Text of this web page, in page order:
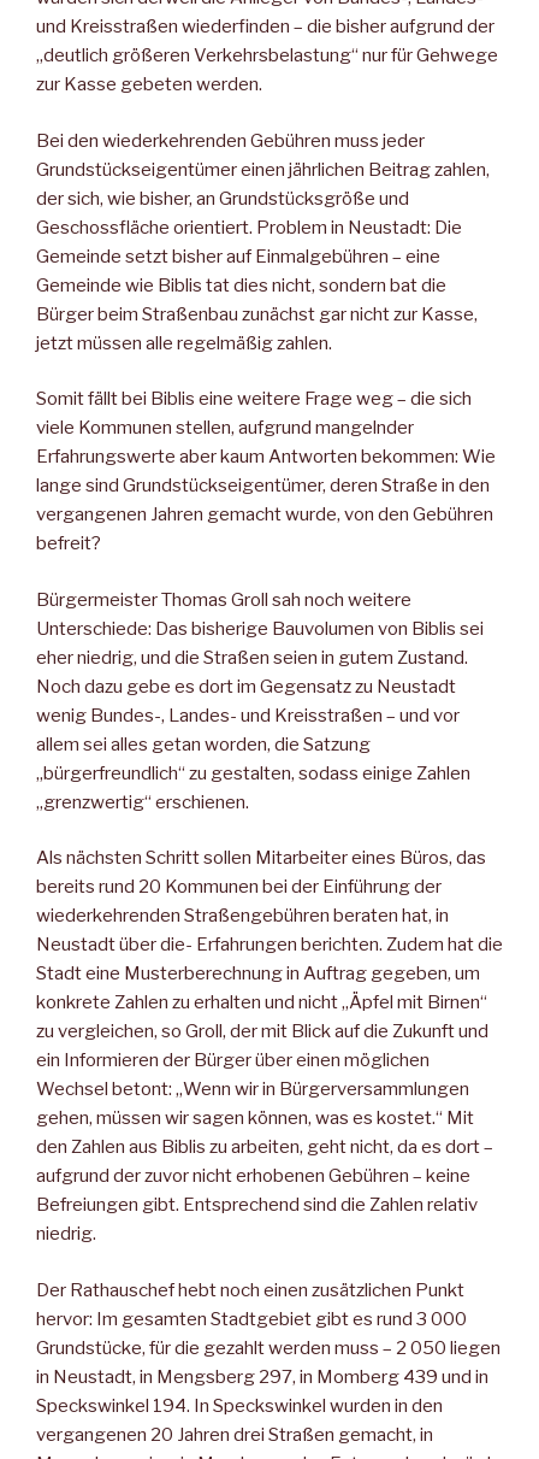
und Kreisstraßen wiederfinden – die bisher aufgrund der
„deutlich größeren Verkehrsbelastung“ nur für Gehwege
zur Kasse gebeten werden.
Bei den wiederkehrenden Gebühren muss jeder
Grundstückseigentümer einen jährlichen Beitrag zahlen,
der sich, wie bisher, an Grundstücksgröße und
Geschossfläche orientiert. Problem in Neustadt: Die
Gemeinde setzt bisher auf Einmalgebühren – eine
Gemeinde wie Biblis tat dies nicht, sondern bat die
Bürger beim Straßenbau zunächst gar nicht zur Kasse,
jetzt müssen alle regelmäßig zahlen.
Somit fällt bei Biblis eine weitere Frage weg – die sich
viele Kommunen stellen, aufgrund mangelnder
Erfahrungswerte aber kaum Antworten bekommen: Wie
lange sind Grundstückseigentümer, deren Straße in den
vergangenen Jahren gemacht wurde, von den Gebühren
befreit?
Bürgermeister Thomas Groll sah noch weitere
Unterschiede: Das bisherige Bauvolumen von Biblis sei
eher niedrig, und die Straßen seien in gutem Zustand.
Noch dazu gebe es dort im Gegensatz zu Neustadt
wenig Bundes-, Landes- und Kreisstraßen – und vor
allem sei alles getan worden, die Satzung
„bürgerfreundlich“ zu gestalten, sodass einige Zahlen
„grenzwertig“ erschienen.
Als nächsten Schritt sollen Mitarbeiter eines Büros, das
bereits rund 20 Kommunen bei der Einführung der
wiederkehrenden Straßengebühren beraten hat, in
Neustadt über die- Erfahrungen berichten. Zudem hat die
Stadt eine Musterberechnung in Auftrag gegeben, um
konkrete Zahlen zu erhalten und nicht „Äpfel mit Birnen“
zu vergleichen, so Groll, der mit Blick auf die Zukunft und
ein Informieren der Bürger über einen möglichen
Wechsel betont: „Wenn wir in Bürgerversammlungen
gehen, müssen wir sagen können, was es kostet.“ Mit
den Zahlen aus Biblis zu arbeiten, geht nicht, da es dort –
aufgrund der zuvor nicht erhobenen Gebühren – keine
Befreiungen gibt. Entsprechend sind die Zahlen relativ
niedrig.
Der Rathauschef hebt noch einen zusätzlichen Punkt
hervor: Im gesamten Stadtgebiet gibt es rund 3 000
Grundstücke, für die gezahlt werden muss – 2 050 liegen
in Neustadt, in Mengsberg 297, in Momberg 439 und in
Speckswinkel 194. In Speckswinkel wurden in den
vergangenen 20 Jahren drei Straßen gemacht, in